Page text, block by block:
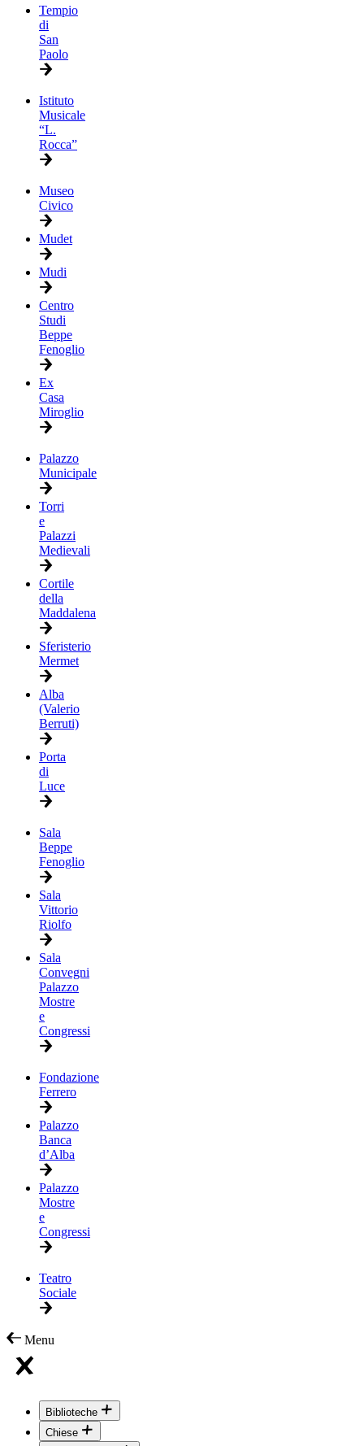
Tempio
di
San
Paolo
Istituto
Musicale
“L.
Rocca”
Museo
Civico
Mudet
Mudi
Centro
Studi
Beppe
Fenoglio
Ex
Casa
Miroglio
Palazzo
Municipale
Torri
e
Palazzi
Medievali
Cortile
della
Maddalena
Sferisterio
Mermet
Alba
(Valerio
Berruti)
Porta
di
Luce
Sala
Beppe
Fenoglio
Sala
Vittorio
Riolfo
Sala
Convegni
Palazzo
Mostre
e
Congressi
Fondazione
Ferrero
Palazzo
Banca
d’Alba
Palazzo
Mostre
e
Congressi
Teatro
Sociale
Menu
Biblioteche
Chiese